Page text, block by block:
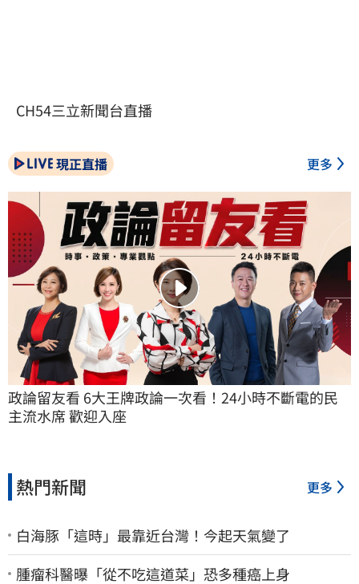
CH54三立新聞台直播
現正直播 更多
政論留友看 6大王牌政論一次看！24小時不斷電的民
主流水席 歡迎入座
熱門新聞 更多
白海豚「這時」最靠近台灣！今起天氣變了
腫瘤科醫曝「從不吃這道菜」恐多種癌上身